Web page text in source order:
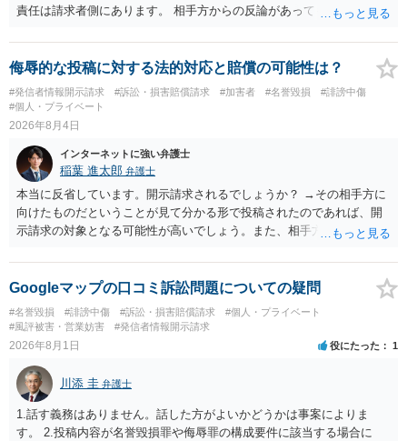
責任は請求者側にあります。 相手方からの反論があっても、裁判官が
方が口頭で反論したのは、仮処分は迅速性が要求されるためです。 書
面での反論となれば、より遅延する可能性がございます。 また、本件
はXのため、APのIPアドレスの保存期間の問題もございます。 開示請
求は法律知識が不可欠ですが、それだけでは足りず、実務を踏まえた
方法を選択することが重要です。
侮辱的な投稿に対する法的対応と賠償の可能性は？
#発信者情報開示請求 #訴訟・損害賠償請求 #加害者 #名誉毀損
#誹謗中傷
#個人・プライベート
2026年8月4日
インターネットに強い弁護士
稲葉 進太郎 弁護士
本当に反省しています。開示請求されるでしょうか？ →その相手方に
向けたものだということが見て分かる形で投稿されたのであれば、開
示請求の対象となる可能性が高いでしょう。また、相手方の投稿した
と存じます。発信者情報開示請求が進むと、投稿に使った回線の契約
者のところに、意見照会がなされます。アカウント情報開示の場合
は、アカウントの登録メールに意見照会がなされます。 また、された
場合賠償金はいくらでしょうか。 →ケースバイケースであり、数万円
から１００万単位まで様々でしょう。裁判外であれば交渉して相手方
Googleマップの口コミ訴訟問題についての疑問
#名誉毀損 #誹謗中傷 #訴訟・損害賠償請求
#個人・プライベート
#風評被害・営業妨害
#発信者情報開示請求
2026年8月1日 役にたった 1
川添 圭 弁護士
1.話す義務はありません。話した方がよいかどうかは事案によりま
す。 2.投稿内容が名誉毀損罪や侮辱罪の構成要件に該当する場合に